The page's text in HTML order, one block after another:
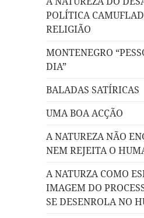
POLÍTICA
RELIGIÃO
MONTENEGRO
DIA”
BALADAS SATÍRICAS
UMA BOA ACÇÃO
A NATUREZA NÃO
NEM REJEITA O
A NATURZA COMO
IMAGEM DO
SE DESENROLA NO